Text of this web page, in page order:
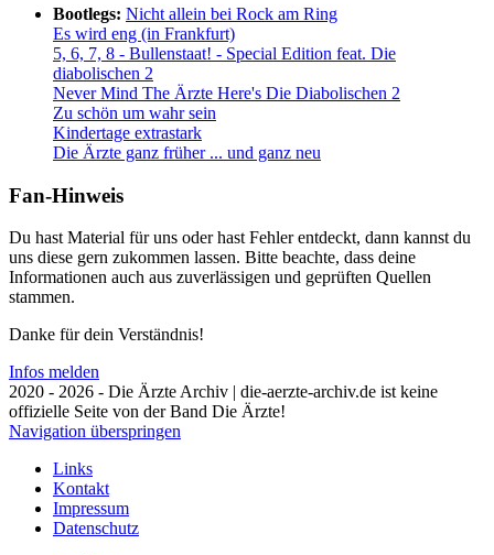
Bootlegs: Nicht allein bei Rock am Ring
Es wird eng (in Frankfurt)
5, 6, 7, 8 - Bullenstaat! - Special Edition feat. Die
diabolischen 2
Never Mind The Ärzte Here's Die Diabolischen 2
Zu schön um wahr sein
Kindertage extrastark
Die Ärzte ganz früher ... und ganz neu
Fan-Hinweis
Du hast Material für uns oder hast Fehler entdeckt, dann kannst du
uns diese gern zukommen lassen. Bitte beachte, dass deine
Informationen auch aus zuverlässigen und geprüften Quellen
stammen.
Danke für dein Verständnis!
Infos melden
2020 - 2026 - Die Ärzte Archiv | die-aerzte-archiv.de ist keine
offizielle Seite von der Band Die Ärzte!
Navigation überspringen
Links
Kontakt
Impressum
Datenschutz